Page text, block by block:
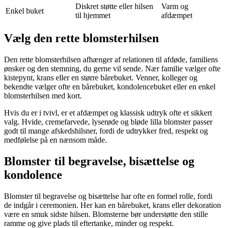
Enkel buket
Diskret støtte eller hilsen
til hjemmet
Varm og
afdæmpet
Vælg den rette blomsterhilsen
Den rette blomsterhilsen afhænger af relationen til afdøde, familiens
ønsker og den stemning, du gerne vil sende. Nær familie vælger ofte
kistepynt, krans eller en større bårebuket. Venner, kolleger og
bekendte vælger ofte en bårebuket, kondolencebuket eller en enkel
blomsterhilsen med kort.
Hvis du er i tvivl, er et afdæmpet og klassisk udtryk ofte et sikkert
valg. Hvide, cremefarvede, lyserøde og bløde lilla blomster passer
godt til mange afskedshilsner, fordi de udtrykker fred, respekt og
medfølelse på en nænsom måde.
Blomster til begravelse, bisættelse og
kondolence
Blomster til begravelse og bisættelse har ofte en formel rolle, fordi
de indgår i ceremonien. Her kan en bårebuket, krans eller dekoration
være en smuk sidste hilsen. Blomsterne bør understøtte den stille
ramme og give plads til eftertanke, minder og respekt.